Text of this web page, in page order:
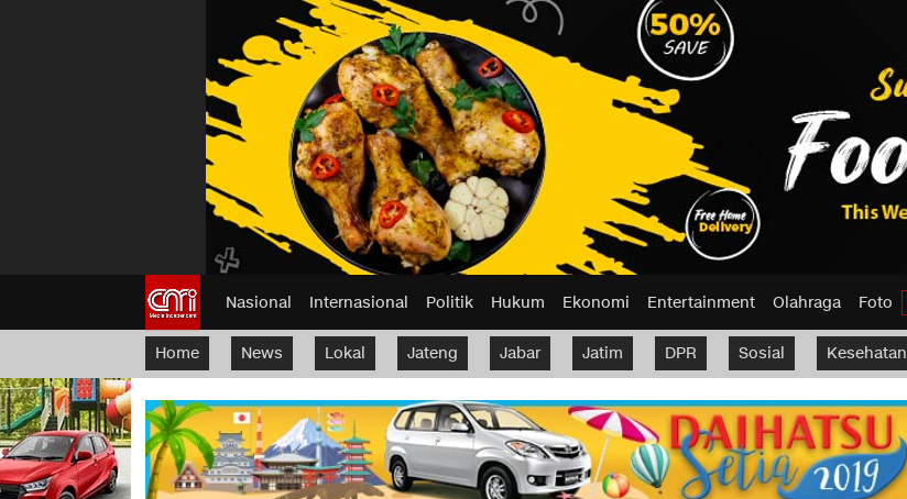
Nasional Internasional Politik Hukum Ekonomi Entertainment Olahraga Foto
Home News Lokal Jateng Jabar Jatim DPR Sosial Kesehatan